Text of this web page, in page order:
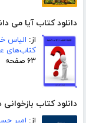
دانلود کتاب آیا می
از: الیاس
کتاب‌های
۶۳ صفحه
دانلود کتاب بازخوانی
از: امیر